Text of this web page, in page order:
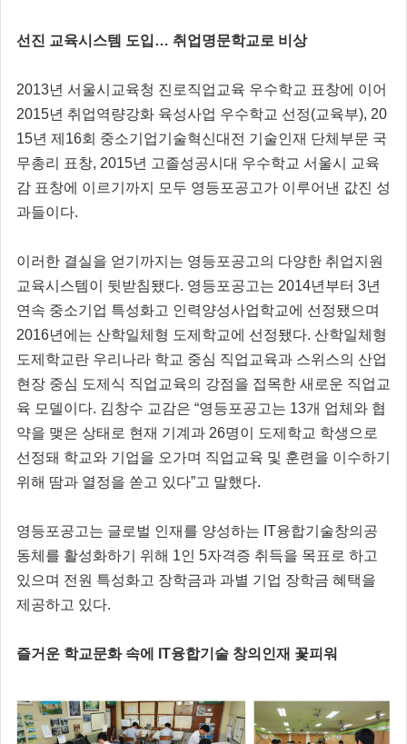
선진 교육시스템 도입… 취업명문학교로 비상
2013년 서울시교육청 진로직업교육 우수학교 표창에 이어
2015년 취업역량강화 육성사업 우수학교 선정(교육부), 20
15년 제16회 중소기업기술혁신대전 기술인재 단체부문 국
무총리 표창, 2015년 고졸성공시대 우수학교 서울시 교육
감 표창에 이르기까지 모두 영등포공고가 이루어낸 값진 성
과들이다.
이러한 결실을 얻기까지는 영등포공고의 다양한 취업지원
교육시스템이 뒷받침됐다. 영등포공고는 2014년부터 3년
연속 중소기업 특성화고 인력양성사업학교에 선정됐으며
2016년에는 산학일체형 도제학교에 선정됐다. 산학일체형
도제학교란 우리나라 학교 중심 직업교육과 스위스의 산업
현장 중심 도제식 직업교육의 강점을 접목한 새로운 직업교
육 모델이다. 김창수 교감은 “영등포공고는 13개 업체와 협
약을 맺은 상태로 현재 기계과 26명이 도제학교 학생으로
선정돼 학교와 기업을 오가며 직업교육 및 훈련을 이수하기
위해 땀과 열정을 쏟고 있다”고 말했다.
영등포공고는 글로벌 인재를 양성하는 IT융합기술창의공
동체를 활성화하기 위해 1인 5자격증 취득을 목표로 하고
있으며 전원 특성화고 장학금과 과별 기업 장학금 혜택을
제공하고 있다.
즐거운 학교문화 속에 IT융합기술 창의인재 꽃피워